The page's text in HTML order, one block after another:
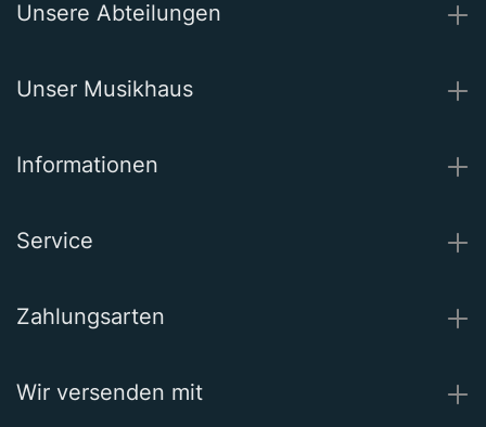
Unsere Abteilungen
Unser Musikhaus
Informationen
Service
Zahlungsarten
Wir versenden mit